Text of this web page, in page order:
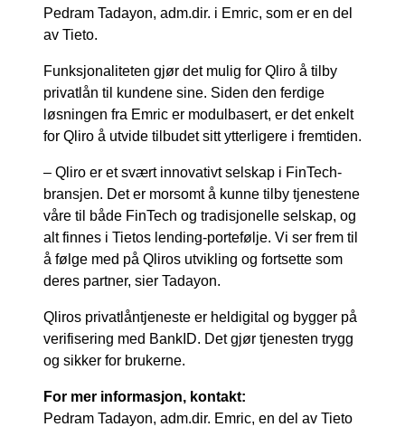
Pedram Tadayon, adm.dir. i Emric, som er en del
av Tieto.
Funksjonaliteten gjør det mulig for Qliro å tilby
privatlån til kundene sine. Siden den ferdige
løsningen fra Emric er modulbasert, er det enkelt
for Qliro å utvide tilbudet sitt ytterligere i fremtiden.
– Qliro er et svært innovativt selskap i FinTech-
bransjen. Det er morsomt å kunne tilby tjenestene
våre til både FinTech og tradisjonelle selskap, og
alt finnes i Tietos lending-portefølje. Vi ser frem til
å følge med på Qliros utvikling og fortsette som
deres partner, sier Tadayon.
Qliros privatlåntjeneste er heldigital og bygger på
verifisering med BankID. Det gjør tjenesten trygg
og sikker for brukerne.
For mer informasjon, kontakt:
Pedram Tadayon, adm.dir. Emric, en del av Tieto